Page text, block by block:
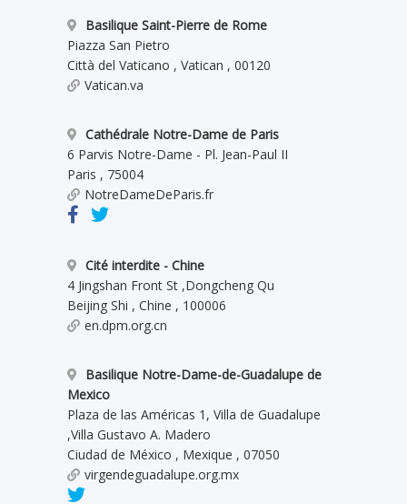
Basilique Saint-Pierre de Rome
Piazza San Pietro
Città del Vaticano , Vatican , 00120
Vatican.va
Cathédrale Notre-Dame de Paris
6 Parvis Notre-Dame - Pl. Jean-Paul II
Paris , 75004
NotreDameDeParis.fr
Cité interdite - Chine
4 Jingshan Front St ,Dongcheng Qu
Beijing Shi , Chine , 100006
en.dpm.org.cn
Basilique Notre-Dame-de-Guadalupe de
Mexico
Plaza de las Américas 1, Villa de Guadalupe
,Villa Gustavo A. Madero
Ciudad de México , Mexique , 07050
virgendeguadalupe.org.mx